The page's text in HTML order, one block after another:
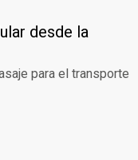
desde la
para el transporte